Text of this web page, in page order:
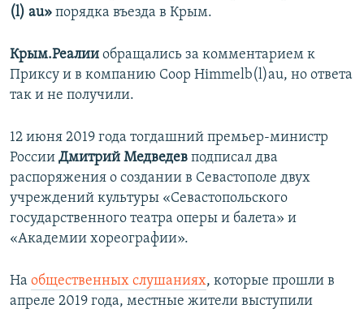
(l) au» порядка въезда в Крым.
Крым.Реалии обращались за комментарием к
Приксу и в компанию Coop Himmelb(l)au, но ответа
так и не получили.
12 июня 2019 года тогдашний премьер-министр
России Дмитрий Медведев подписал два
распоряжения о создании в Севастополе двух
учреждений культуры «Севастопольского
государственного театра оперы и балета» и
«Академии хореографии».
На общественных слушаниях, которые прошли в
апреле 2019 года, местные жители выступили